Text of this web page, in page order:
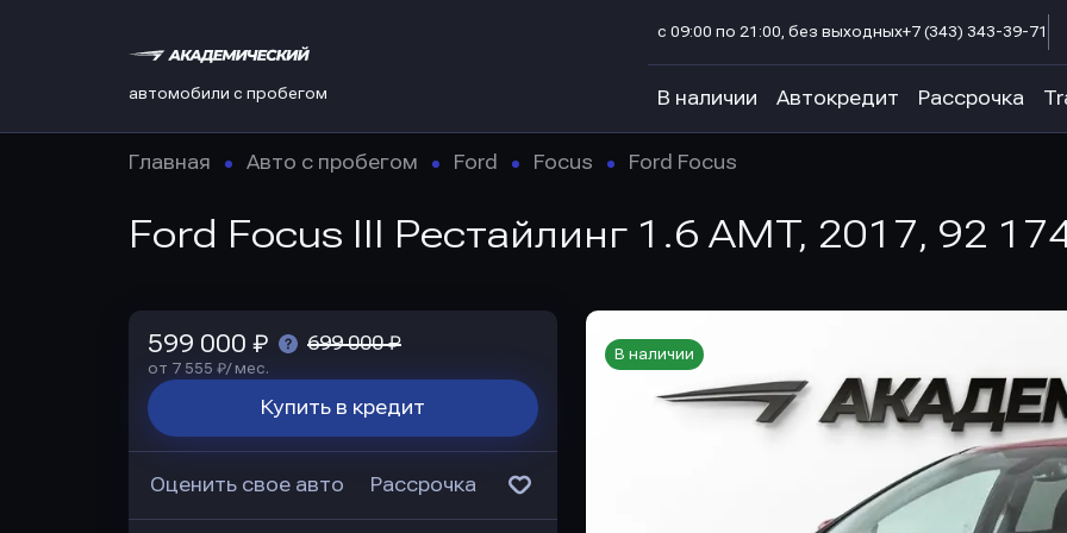
автомобили с пробегом
с 09:00 по 21:00, без выходных+7 (343) 343-39-71
В наличии Автокредит Рассрочка
Главная Авто с пробегом Ford Focus Ford Focus
Ford Focus III Рестайлинг 1.6 AMT, 2017, 92
В наличии
599 000 ₽ 699 000 ₽
от 7 555 ₽/ мес.
Купить в кредит
Оценить свое авто Рассрочка